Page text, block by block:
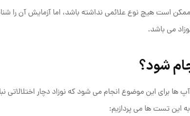
است هیچ نوع علائمی نداشته باشد، اما آزمایش آن را
می باشد.
شود؟
ها برای این موضوع انجام می شود که نوزاد دچار اختلالاتی
این تست ها می پردازیم: